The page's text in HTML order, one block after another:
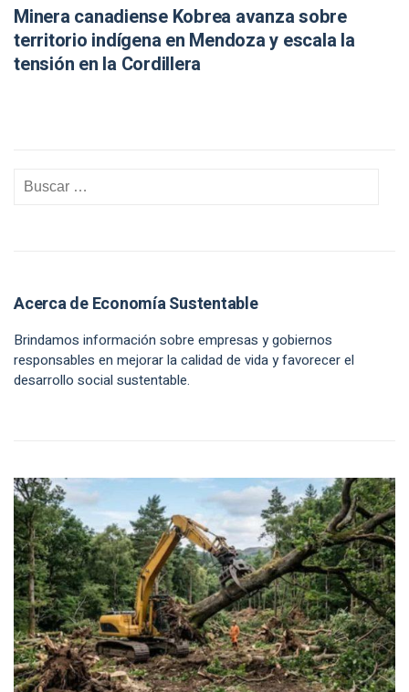
Minera canadiense Kobrea avanza sobre
territorio indígena en Mendoza y escala la
tensión en la Cordillera
Acerca de Economía Sustentable
Brindamos información sobre empresas y gobiernos
responsables en mejorar la calidad de vida y favorecer el
desarrollo social sustentable.